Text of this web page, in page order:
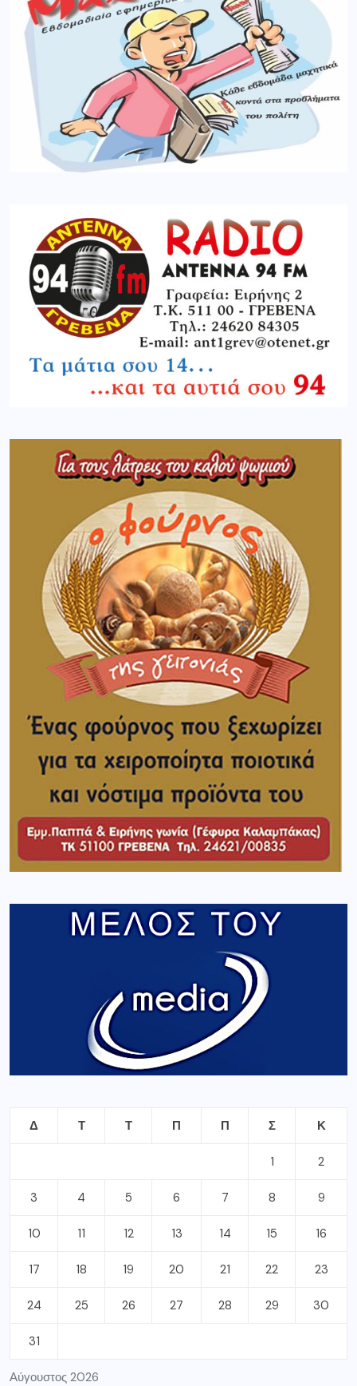
Αύγουστος 2026
Δ Τ Τ Π Π Σ Κ
1 2
3 4 5 6 7 8 9
10 11 12 13 14 15 16
17 18 19 20 21 22 23
24 25 26 27 28 29 30
31